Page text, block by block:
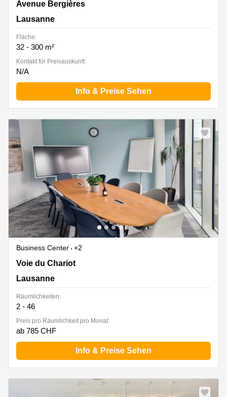
Avenue Bergières 10, Lausanne
Avenue Bergières
Lausanne
Fläche:
32 - 300 m²
Kontakt für Preisauskunft:
N/A
Info & Preise Sehen
Business Center
+2
Voie du Chariot 3,4. Stock, Lausanne
Voie du Chariot
Lausanne
Räumlichkeiten:
2 - 46
Preis pro Räumlichkeit pro Monat:
ab 785 CHF
Info & Preise Sehen